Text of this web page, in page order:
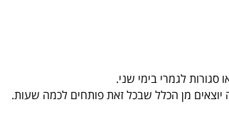
יוצאים מן הכלל שבכל זאת פותחים לכמה שעות.